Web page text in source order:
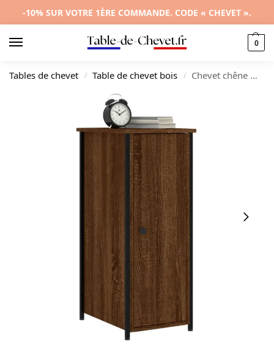
-10% SUR VOTRE 1ÈRE COMMANDE. CODE « CHEVET ».
0
Tables de chevet / Table de chevet bois / Chevet chêne marron industriel connecté, 32x42x80cm